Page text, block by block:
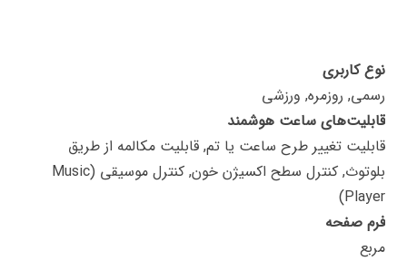
نوع کاربری
رسمی, روزمره, ورزشی
قابلیت‌های ساعت هوشمند
قابلیت تغییر طرح ساعت یا تم, قابلیت مکالمه از طریق
بلوتوث, کنترل سطح اکسیژن خون, کنترل موسیقی (Music
Player)
فرم صفحه
مربع